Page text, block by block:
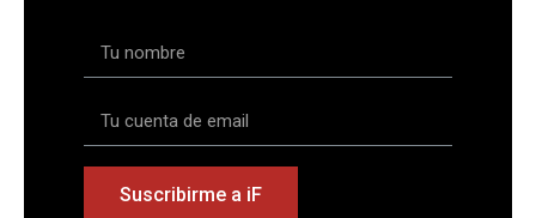
Suscribirme a iF